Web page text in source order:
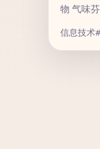
物 气味
信息技术